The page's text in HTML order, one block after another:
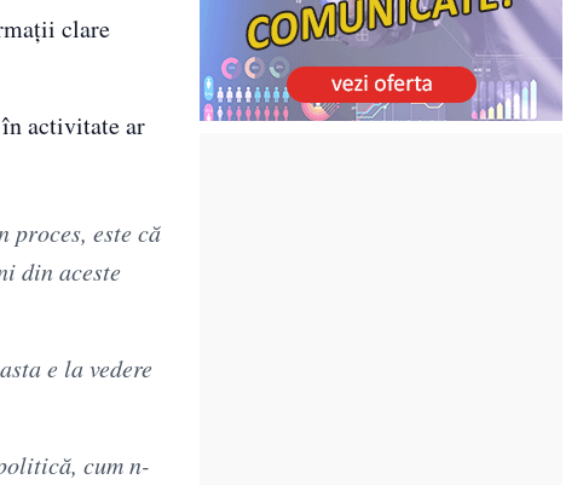
clare
activitate ar
este că
din aceste
e la vedere
cum n-